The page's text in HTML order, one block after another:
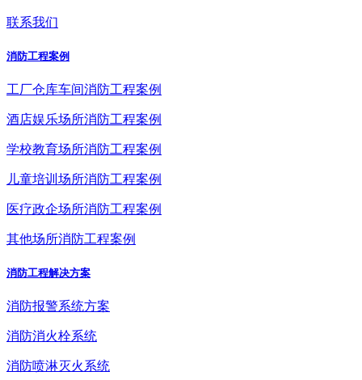
联系我们
消防工程案例
工厂仓库车间消防工程案例
酒店娱乐场所消防工程案例
学校教育场所消防工程案例
儿童培训场所消防工程案例
医疗政企场所消防工程案例
其他场所消防工程案例
消防工程解决方案
消防报警系统方案
消防消火栓系统
消防喷淋灭火系统